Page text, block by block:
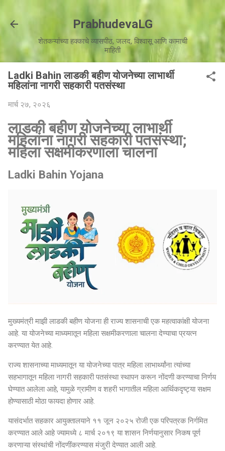
मुख्य सामग्रीवर वगळा
PrabhudevaLG
शेतकऱ्यांच्या हक्काचे व्यासपीठ, जलद, विश्वासू आणि कामाची
माहिती
Ladki Bahin लाडकी बहीण योजनेच्या लाभार्थी
महिलांना नागरी सहकारी पतसंस्था
मार्च २७, २०२६
लाडकी बहीण योजनेच्या लाभार्थी
महिलांना नागरी सहकारी पतसंस्था;
महिला सक्षमीकरणाला चालना
Ladki Bahin Yojana
मुख्यमंत्री माझी लाडकी बहीण योजना ही राज्य शासनाची एक महत्वाकांक्षी योजना
आहे. या योजनेच्या माध्यमातून महिला सक्षमीकरणाला चालना देण्याचा प्रयत्न
करण्यात येत आहे.
राज्य शासनाच्या माध्यमातून या योजनेच्या पात्र महिला लाभार्थ्यांना त्यांच्या
सहभागातून महिला नागरी सहकारी पतसंस्था स्थापन करून नोंदणी करण्याचा निर्णय
घेण्यात आलेला आहे, यामुळे ग्रामीण व शहरी भागातील महिला आर्थिकदृष्ट्या सक्षम
होण्यासाठी मोठा फायदा होणार आहे.
यासंदर्भात सहकार आयुक्तालयाने ११ जून २०२५ रोजी एक परिपत्रक निर्गमित
करण्यात आले आहे ज्यामध्ये ८ मार्च २०१९ या शासन निर्णयानुसार निकष पूर्ण
करणाऱ्या संस्थांची नोंदणींकरण्यास मंजुरी देण्यात आली आहे.